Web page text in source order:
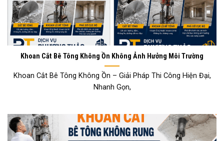
Khoan Cắt Bê Tông Không Ồn Không Ảnh Hưởng Môi Trường
Khoan Cắt Bê Tông Không Ồn – Giải Pháp Thi Công Hiện Đại,
Nhanh Gọn,